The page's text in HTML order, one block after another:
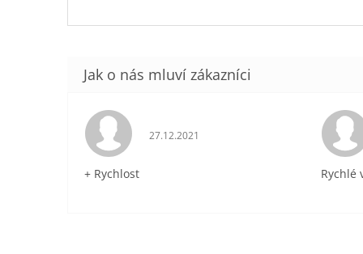
Hodnocení obchodu je 5 z 5 hvězdiček.
27.12.2021
+ Rychlost Rychlé